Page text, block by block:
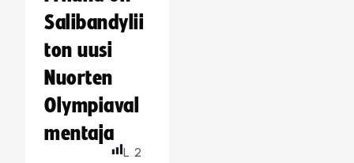
Salibandylii
ton uusi
Nuorten
Olympiaval
mentaja
L 2